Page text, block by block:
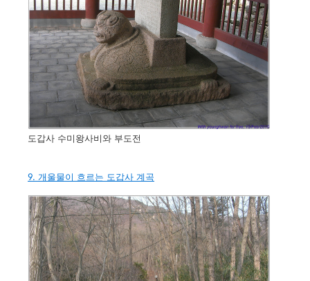
도갑사 수미왕사비와 부도전
9. 개울물이 흐르는 도갑사 계곡